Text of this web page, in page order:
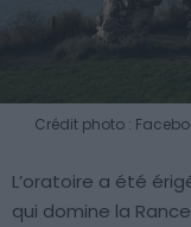
Crédit photo :
L’oratoire a été
qui domine la